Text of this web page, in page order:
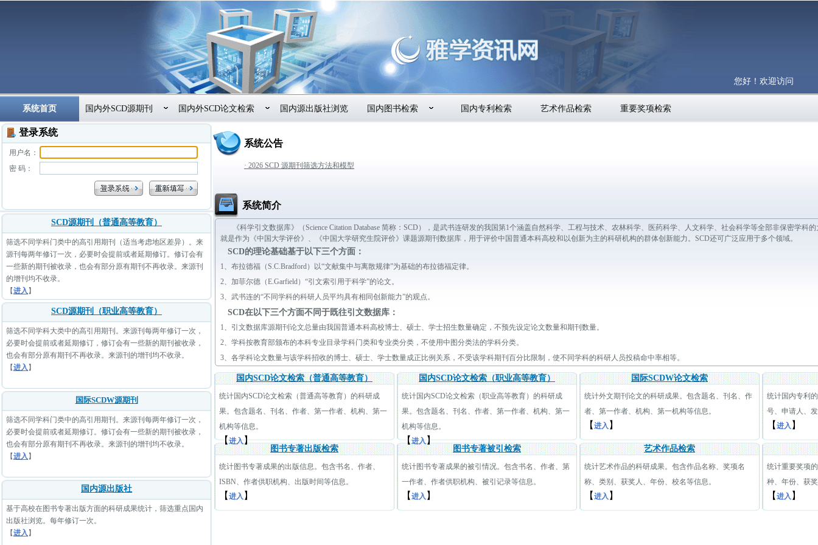
您好！欢迎访问
系统首页 国内外SCD源期刊 国内外SCD论文检索 国内源出版社浏览 国内图书检索 国内专利检索 艺术作品检索 重要奖项检索
登录系统
用户名：
密 码：
SCD源期刊（普通高等教育）
筛选不同学科门类中的高引用期刊（适当考虑地区差异）。来
源刊每两年修订一次，必要时会提前或者延期修订。修订会有
一些新的期刊被收录，也会有部分原有期刊不再收录。来源刊
的增刊均不收录。
【进入 】
SCD源期刊（职业高等教育）
筛选不同学科大类中的高引用期刊。来源刊每两年修订一次，
必要时会提前或者延期修订，修订会有一些新的期刊被收录，
也会有部分原有期刊不再收录。来源刊的增刊均不收录。
【进入 】
国际SCDW源期刊
筛选不同学科门类中的高引用期刊。来源刊每两年修订一次，
必要时会提前或者延期修订。修订会有一些新的期刊被收录，
也会有部分原有期刊不再收录。来源刊的增刊均不收录。
【进入 】
国内源出版社
基于高校在图书专著出版方面的科研成果统计，筛选重点国内
出版社浏览。每年修订一次。
【进入 】
系统公告
· 2026 SCD 源期刊筛选方法和模型
系统简介
《科学引文数据库》（Science Citation Database 简称：SCD），是武书连研发的我国第1个涵盖自然科学、工程与技术、农林科学、医药科学、人文科学、社会科学等全部非保密学科
就是作为《中国大学评价》、《中国大学研究生院评价》课题源期刊数据库，用于评价中国普通本科高校和以创新为主的科研机构的群体创新能力。SCD还可广泛应用于多个领域。
SCD的理论基础基于以下三个方面：
1、 布拉德福（S.C.Bradford）以“文献集中与离散规律”为基础的布拉德福定律。
2、 加菲尔德（E.Garfield）“引文索引用于科学”的论文。
3、 武书连的“不同学科的科研人员平均具有相同创新能力”的观点。
SCD在以下三个方面不同于既往引文数据库：
1、 引文数据库源期刊论文总量由我国普通本科高校博士、硕士、学士招生数量确定，不预先设定论文数量和期刊数量。
2、 学科按教育部颁布的本科专业目录学科门类和专业类分类，不使用中图分类法的学科分类。
3、 各学科论文数量与该学科招收的博士、硕士、学士数量成正比例关系，不受该学科期刊百分比限制，使不同学科的科研人员投稿命中率相等。
国内SCD论文检索（普通高等教育）
统计国内SCD论文检索（普通高等教育）的科研成
果。包含题名、刊名、作者、第一作者、机构、第一
机构等信息。
【进入】
国内SCD论文检索（职业高等教育）
统计国内SCD论文检索（职业高等教育）的科研成
果。包含题名、刊名、作者、第一作者、机构、第一
机构等信息。
【进入】
国际SCDW论文检索
统计外文期刊论文的科研成果。包含题名、刊名、作
者、第一作者、机构、第一机构等信息。
【 进入 】
统计国内专利
号、申请人、
【 进入 】
图书专著出版检索
统计图书专著成果的出版信息。包含书名、作者、
ISBN、作者供职机构、出版时间等信息。
【 进入 】
图书专著被引检索
统计图书专著成果的被引情况。包含书名、作者、第
一作者、作者供职机构、被引记录等信息。
【 进入 】
艺术作品检索
统计艺术作品的科研成果。包含作品名称、奖项名
称、类别、获奖人、年份、校名等信息。
【 进入 】
统计重要奖项
种、年份、获
【 进入 】